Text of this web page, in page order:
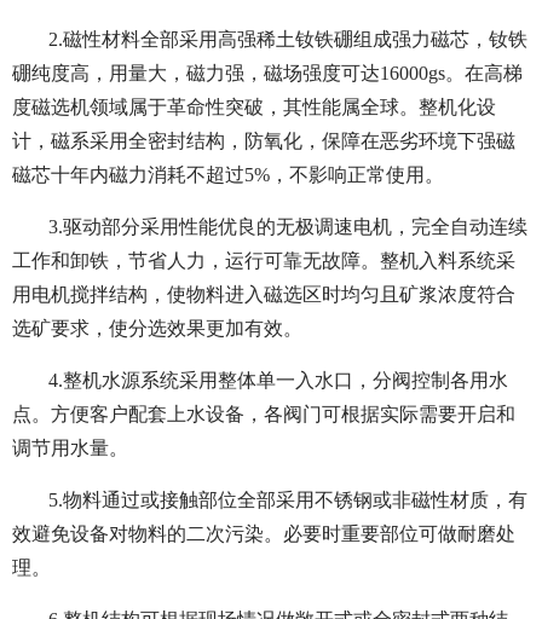
2.磁性材料全部采用高强稀土钕铁硼组成强力磁芯，钕铁
硼纯度高，用量大，磁力强，磁场强度可达16000gs。在高梯
度磁选机领域属于革命性突破，其性能属全球。整机化设
计，磁系采用全密封结构，防氧化，保障在恶劣环境下强磁
磁芯十年内磁力消耗不超过5%，不影响正常使用。
3.驱动部分采用性能优良的无极调速电机，完全自动连续
工作和卸铁，节省人力，运行可靠无故障。整机入料系统采
用电机搅拌结构，使物料进入磁选区时均匀且矿浆浓度符合
选矿要求，使分选效果更加有效。
4.整机水源系统采用整体单一入水口，分阀控制各用水
点。方便客户配套上水设备，各阀门可根据实际需要开启和
调节用水量。
5.物料通过或接触部位全部采用不锈钢或非磁性材质，有
效避免设备对物料的二次污染。必要时重要部位可做耐磨处
理。